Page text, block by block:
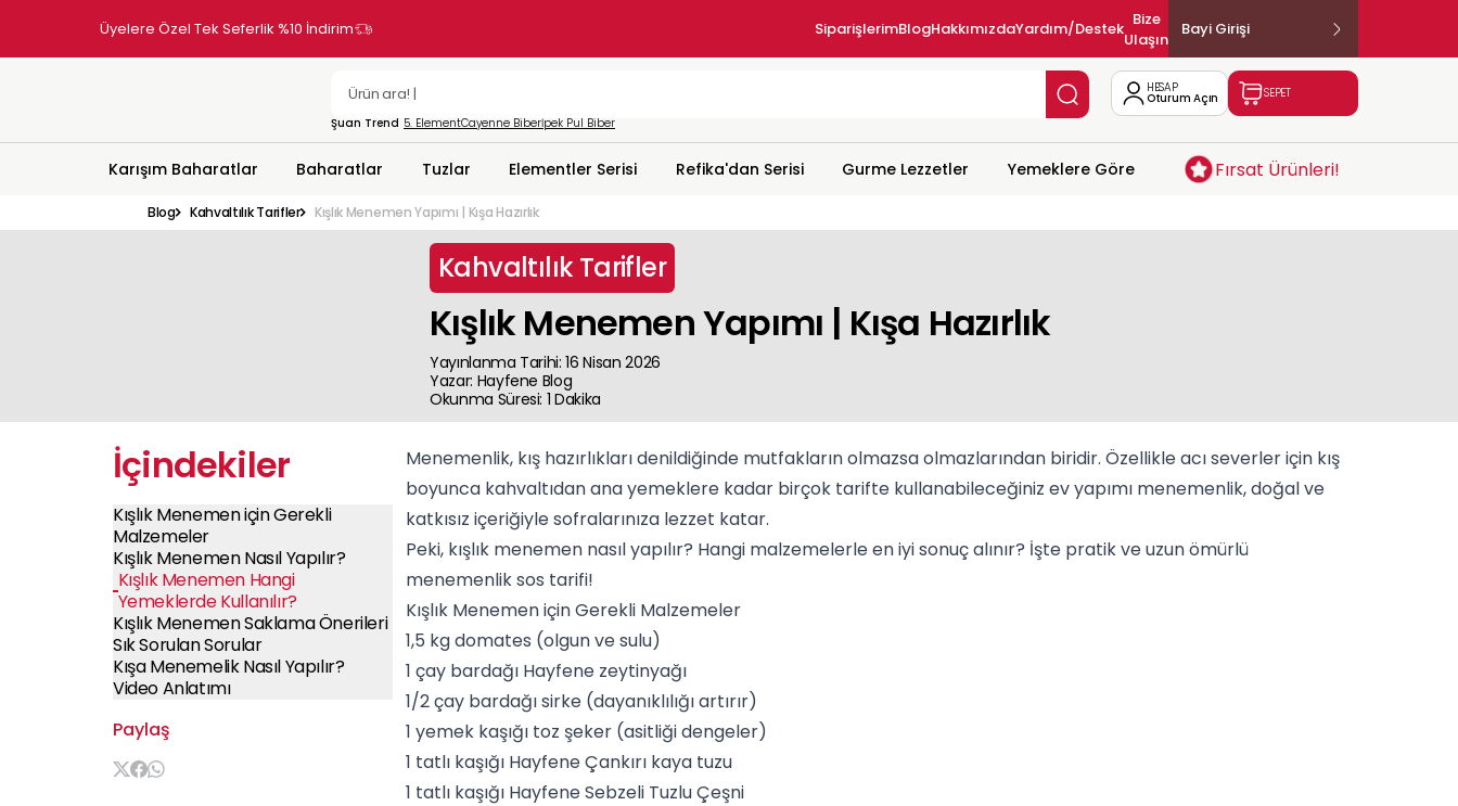
Üyelere Özel Tek Seferlik %10 İndirim SiparişlerimBlogHakkımızdaYardım/Destek Bize
Ulaşın
Bayi Girişi
Şuan Trend 5. ElementCayenne Biberİpek Pul Biber
HESAP
Oturum Açın SEPET
Karışım Baharatlar Baharatlar Tuzlar Elementler Serisi Refika'dan Serisi Gurme Lezzetler Yemeklere Göre Fırsat Ürünleri!
Blog Kahvaltılık Tarifler Kışlık Menemen Yapımı | Kışa Hazırlık
Kahvaltılık Tarifler
Kışlık Menemen Yapımı | Kışa Hazırlık
Yayınlanma Tarihi: 16 Nisan 2026
Yazar: Hayfene Blog
Okunma Süresi: 1 Dakika
İçindekiler
Kışlık Menemen için Gerekli
Malzemeler
Kışlık Menemen Nasıl Yapılır?
Kışlık Menemen Hangi
Yemeklerde Kullanılır?
Kışlık Menemen Saklama Önerileri
Sık Sorulan Sorular
Kışa Menemelik Nasıl Yapılır?
Video Anlatımı
Paylaş
Menemenlik, kış hazırlıkları denildiğinde mutfakların olmazsa olmazlarından biridir. Özellikle acı severler için kış
boyunca kahvaltıdan ana yemeklere kadar birçok tarifte kullanabileceğiniz ev yapımı menemenlik, doğal ve
katkısız içeriğiyle sofralarınıza lezzet katar.
Peki, kışlık menemen nasıl yapılır? Hangi malzemelerle en iyi sonuç alınır? İşte pratik ve uzun ömürlü
menemenlik sos tarifi!
Kışlık Menemen için Gerekli Malzemeler
1,5 kg domates (olgun ve sulu)
1 çay bardağı Hayfene zeytinyağı
1/2 çay bardağı sirke (dayanıklılığı artırır)
1 yemek kaşığı toz şeker (asitliği dengeler)
1 tatlı kaşığı HayfeneÇankırı kaya tuzu
1 tatlı kaşığı Hayfene Sebzeli Tuzlu Çeşni